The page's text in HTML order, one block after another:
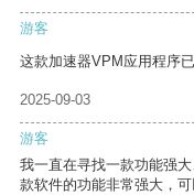
游客
这款加速器VPM应用程序
2025-09-03
游客
我一直在寻找一款功能强
款软件的功能非常强大，